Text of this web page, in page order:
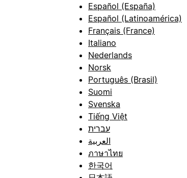
Español (España)
Español (Latinoamérica)
Français (France)
Italiano
Nederlands
Norsk
Português (Brasil)
Suomi
Svenska
Tiếng Việt
עברית
العربية
ภาษาไทย
한국어